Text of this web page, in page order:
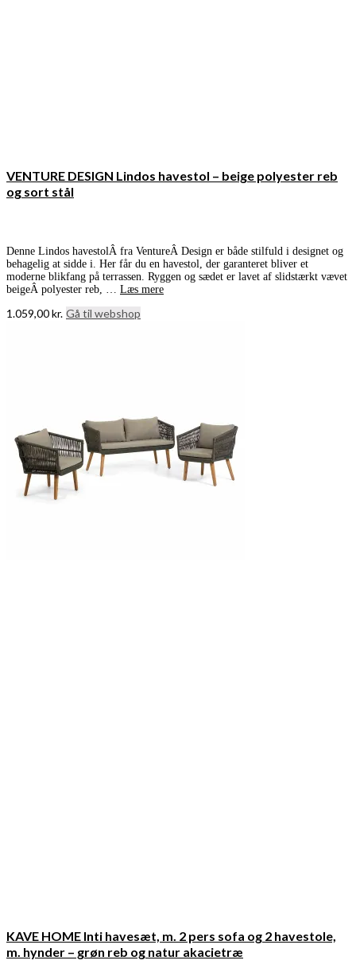
VENTURE DESIGN Lindos havestol – beige polyester reb
og sort stål
Denne Lindos havestolÂ fra VentureÂ Design er både stilfuld i designet og
behagelig at sidde i. Her får du en havestol, der garanteret bliver et
moderne blikfang på terrassen. Ryggen og sædet er lavet af slidstærkt vævet
beigeÂ polyester reb, … Læs mere
1.059,00kr. Gå til webshop
KAVE HOME Inti havesæt, m. 2 pers sofa og 2 havestole,
m. hynder – grøn reb og natur akacietræ